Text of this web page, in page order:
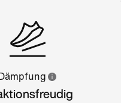
Dämpfung